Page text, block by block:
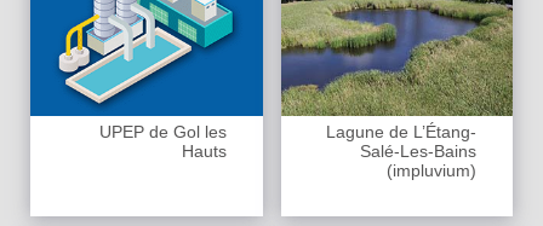
UPEP de Gol les
Hauts
Lagune de L’Étang-
Salé-Les-Bains
(impluvium)